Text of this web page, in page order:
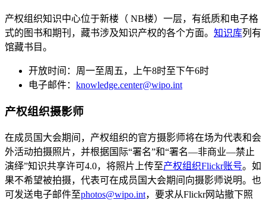
产权组织知识中心位于新楼（ NB楼）一层，有纸质和电子格
式的图书和期刊，藏书涉及知识产权的各个方面。 知识库列有
馆藏书目。
开放时间：周一至周五，上午8时至下午6时
电子邮件： knowledge.center@wipo.int
产权组织摄影师
在成员国大会期间，产权组织的官方摄影师将在场为代表和会
外活动拍摄照片，并根据国际“署名”和“署名—非商业—禁止
演绎”知识共享许可4.0，将照片上传至产权组织Flickr账号。如
果不希望被拍摄，代表可在成员国大会期间向摄影师说明。也
可发送电子邮件至photos@wipo.int，要求从Flickr网站撤下照